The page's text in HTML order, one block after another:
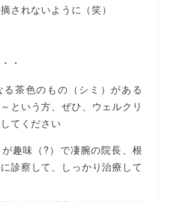
されないように（笑）
・
茶色のもの（シミ）がある
という方、ぜひ、ウェルクリ
てください
趣味（?）で凄腕の院長、根
診察して、しっかり治療して